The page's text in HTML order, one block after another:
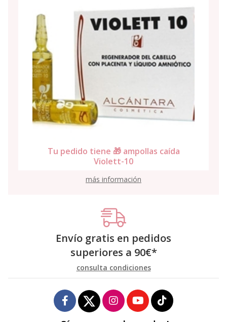
Tu pedido tiene 🎁 ampollas caída
Violett-10
más información
Envío gratis en pedidos
superiores a 90€*
consulta condiciones